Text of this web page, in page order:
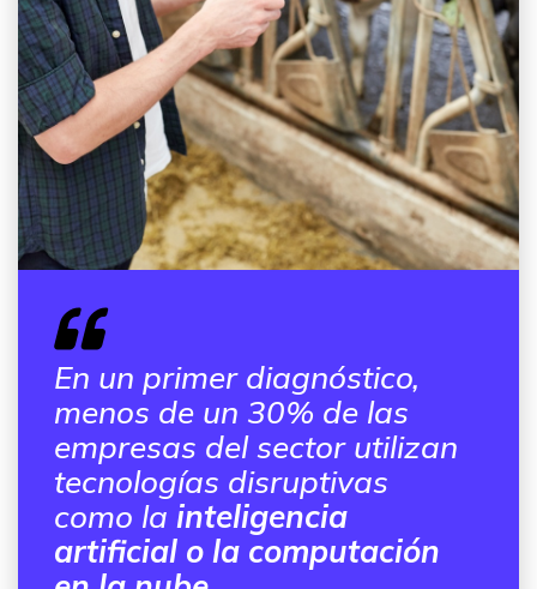
En un primer diagnóstico,
menos de un 30% de las
empresas del sector utilizan
tecnologías disruptivas
como la inteligencia
artificial o la computación